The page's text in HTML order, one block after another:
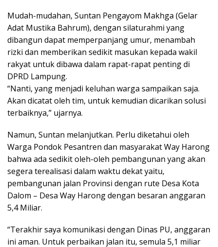
Mudah-mudahan, Suntan Pengayom Makhga (Gelar
Adat Mustika Bahrum), dengan silaturahmi yang
dibangun dapat memperpanjang umur, menambah
rizki dan memberikan sedikit masukan kepada wakil
rakyat untuk dibawa dalam rapat-rapat penting di
DPRD Lampung.
“Nanti, yang menjadi keluhan warga sampaikan saja.
Akan dicatat oleh tim, untuk kemudian dicarikan solusi
terbaiknya,” ujarnya.
Namun, Suntan melanjutkan. Perlu diketahui oleh
Warga Pondok Pesantren dan masyarakat Way Harong
bahwa ada sedikit oleh-oleh pembangunan yang akan
segera terealisasi dalam waktu dekat yaitu,
pembangunan jalan Provinsi dengan rute Desa Kota
Dalom – Desa Way Harong dengan besaran anggaran
5,4 Miliar.
“Terakhir saya komunikasi dengan Dinas PU, anggaran
ini aman. Untuk perbaikan jalan itu, semula 5,1 miliar